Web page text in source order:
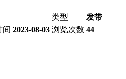
类型
发带
间 2023-08-03 浏览次数 44